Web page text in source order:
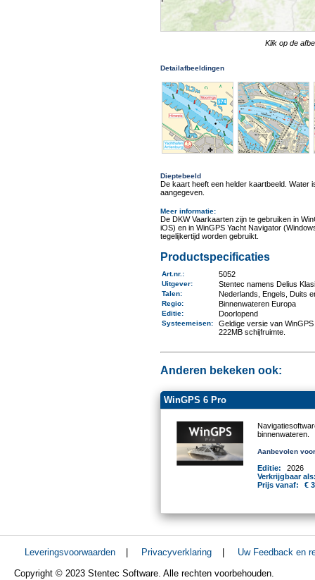
Klik op de
Detailafbeeldingen
Dieptebeeld
De kaart heeft een helder kaartbeeld. Water
aangegeven.
Meer informatie:
De DKW Vaarkaarten zijn te gebruiken in
iOS) en in WinGPS Yacht Navigator
tegelijkertijd worden gebruikt.
Productspecificaties
Art.nr. : 5052
Uitgever: Stentec namens Delius
Talen: Nederlands, Engels, Duits
Regio: Binnenwateren Europa
Editie: Doorlopend
Systeemeisen:
Geldige versie van
222MB schijfruimte.
Anderen bekeken ook:
WinGPS 6 Pro
binnenwateren.
Aanbevolen
Editie:
2026
Verkrijgbaar
Prijs vanaf:
€
Leveringsvoorwaarden | Privacyverklaring |
Uw Feedback en
Copyright © 2023 Stentec Software. Alle rechten voorbehouden.